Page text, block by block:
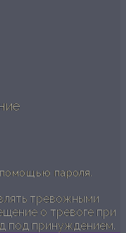
пароля.
тревожными
о тревоге при
под принуждением.